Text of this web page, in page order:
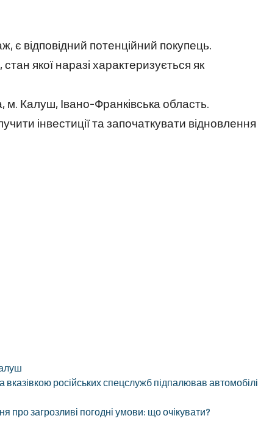
є відповідний потенційний покупець.
якої наразі характеризується як
м. Калуш, Івано-Франківська область.
інвестиції та започаткувати відновлення
вказівкою російських спецслужб підпалював автомобілі
загрозливі погодні умови: що очікувати?